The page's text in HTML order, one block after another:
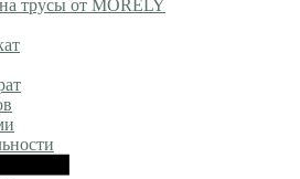
трусы от MORELY
рум